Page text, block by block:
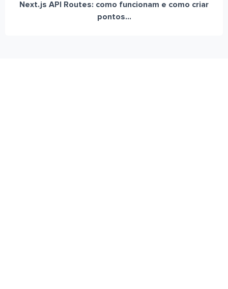
Next.js API Routes: como funcionam e como criar
pontos...